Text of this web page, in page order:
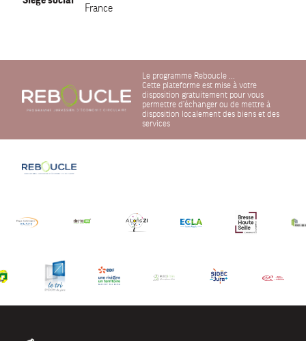
France
Le programme Reboucle ...
Cette plateforme est mise à votre
disposition gratuitement pour vous
permettre d'échanger ou de mettre à
disposition localement des biens et des
services